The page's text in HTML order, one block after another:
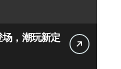
，潮玩新定